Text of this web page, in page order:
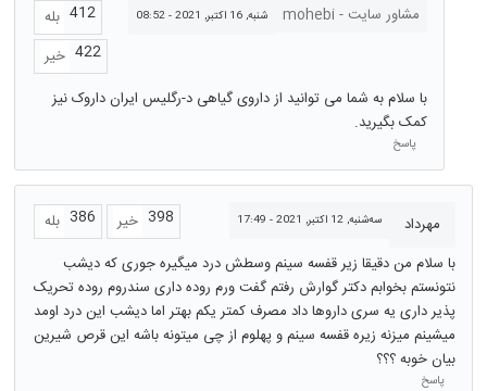
مشاور سایت - mohebi شنبه, 16 اکتبر, 2021 - 08:52 بله 412
خیر 422
با سلام به شما می توانید از داروی گیاهی د-رگلیس ایران داروک نیز
کمک بگیرید.
پاسخ
مهرداد سه‌شنبه, 12 اکتبر, 2021 - 17:49 بله 386 خیر 398
با سلام من دقیقا زیر قفسه سینم وسطش درد میگیره جوری که دیشب
نتونستم بخوابم دکتر گوارش رفتم گفت ورم روده داری سندروم روده تحریک
پذیر داری یه سری داروها داد مصرف کمتر یکم بهتر اما دیشب این درد اومد
میشینم میزنه زیره قفسه سینم و پهلوم از چی میتونه باشه این قرص شیرین
بیان خوبه ؟؟؟
پاسخ